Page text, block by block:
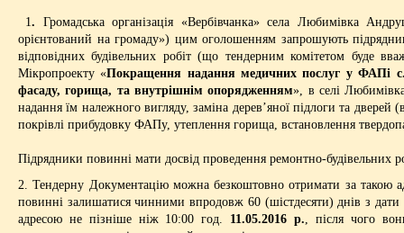
1. Громадська організація «Вербівчанка» села Любимівка
орієнтований на громаду») цим оголошенням запрошують
відповідних будівельних робіт (що тендерним комітетом буде
Мікропроекту «Покращення надання медичних послуг у ФАПі
фасаду, горища, та внутрішнім опорядженням», в селі
надання їм належного вигляду, заміна дерев’яної підлоги та
покрівлі прибудовку ФАПу, утеплення горища, встановлення
Підрядники повинні мати досвід проведення ремонтно-будівельних
2. Тендерну Документацію можна безкоштовно отримати за
повинні залишатися чинними впродовж 60 (шістдесяти) днів з дати
адресою не пізніше ніж 10:00 год. 11.05.2016 р., після чого